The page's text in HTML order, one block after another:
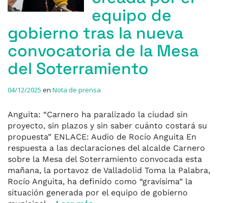
equipo de
gobierno tras la nueva
convocatoria de la Mesa
del Soterramiento
04/12/2025 en Nota de prensa
Anguita: “Carnero ha paralizado la ciudad sin
proyecto, sin plazos y sin saber cuánto costará su
propuesta” ENLACE: Audio de Rocío Anguita En
respuesta a las declaraciones del alcalde Carnero
sobre la Mesa del Soterramiento convocada esta
mañana, la portavoz de Valladolid Toma la Palabra,
Rocío Anguita, ha definido como “gravísima” la
situación generada por el equipo de gobierno